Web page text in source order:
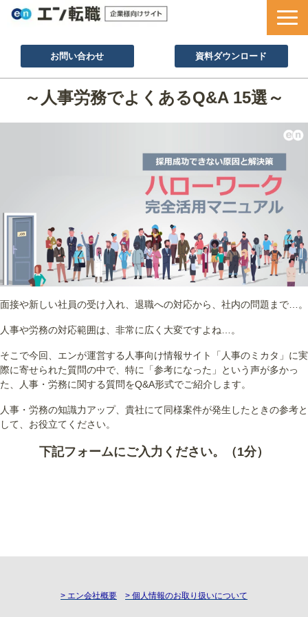
お問い合わせ 資料ダウンロード
サービス一覧
セミナー情報
お役立ち資料
～人事労務でよくあるQ&A 15選～
面接や新しい社員の受け入れ、退職への対応から、社内の問題まで…。
人事や労務の対応範囲は、非常に広く大変ですよね…。
そこで今回、エンが運営する人事向け情報サイト「人事のミカタ」に実
際に寄せられた質問の中で、特に「参考になった」という声が多かっ
た、人事・労務に関する質問をQ&A形式でご紹介します。
人事・労務の知識力アップ、貴社にて同様案件が発生したときの参考と
して、お役立てください。
下記フォームにご入力ください。（1分）
> エン会社概要 > 個人情報のお取り扱いについて